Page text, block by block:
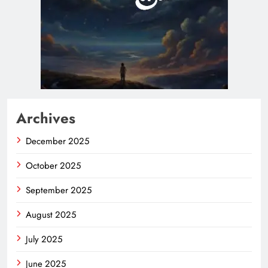
Archives
December 2025
October 2025
September 2025
August 2025
July 2025
June 2025